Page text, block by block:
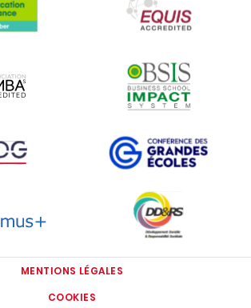
IMAGE
IMAGE
MENTIONS LÉGALES
COOKIES